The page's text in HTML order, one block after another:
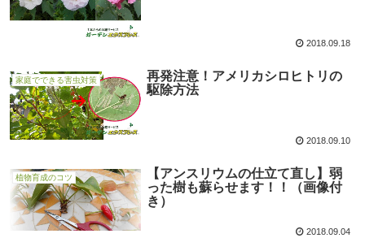
2018.09.18
家庭でできる害虫対策
再発注意！アメリカシロヒトリの
駆除方法
2018.09.10
植物育成のコツ
【アンスリウムの仕立て直し】弱
った樹も蘇らせます！！（画像付
き）
2018.09.04